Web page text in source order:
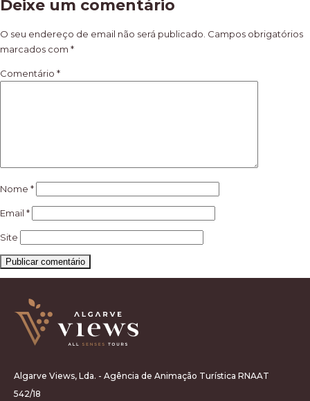
de
artigos
Deixe um comentário
O seu endereço de email não será publicado. Campos obrigatórios
marcados com *
Comentário *
Nome *
Email *
Site
Algarve Views, Lda. - Agência de Animação Turística RNAAT
542/18